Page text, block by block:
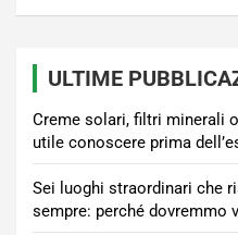
ULTIME
Creme solari, filtri minerali
utile conoscere prima
Sei luoghi straordinari che
sempre: perché dovremmo